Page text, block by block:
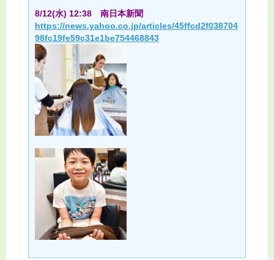
8/12(水) 12:38 南日本新聞
https://news.yahoo.co.jp/articles/45ffcd2f038704
98fc19fe59c31e1be754468843